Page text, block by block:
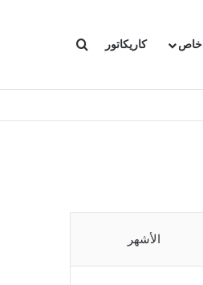
خاص كاريكاتور بحث عن
الأشهر